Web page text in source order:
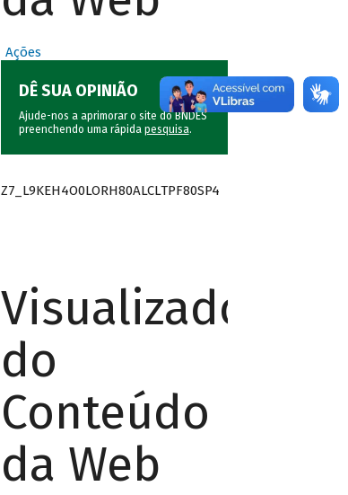
Ações
DÊ SUA OPINIÃO
Ajude-nos a aprimorar o site do BNDES
preenchendo uma rápida pesquisa.
Z7_L9KEH4O0LORH80ALCLTPF80SP4
Visualizador
do
Conteúdo
da Web